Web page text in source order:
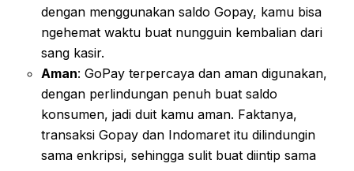
dengan menggunakan saldo Gopay, kamu bisa
ngehemat waktu buat nungguin kembalian dari
sang kasir.
Aman: GoPay terpercaya dan aman digunakan,
dengan perlindungan penuh buat saldo
konsumen, jadi duit kamu aman. Faktanya,
transaksi Gopay dan Indomaret itu dilindungin
sama enkripsi, sehingga sulit buat diintip sama